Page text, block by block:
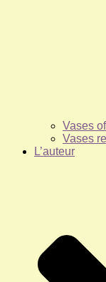
Vases
Vases
L’auteur